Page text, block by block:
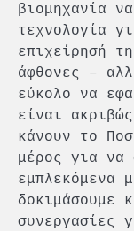
βιομηχανία
τεχνολογία
επιχείρησή
άφθονες –
εύκολο να
είναι
κάνουν το
μέρος για να
εμπλεκόμενα
δοκιμάσουμε
συνεργασίες